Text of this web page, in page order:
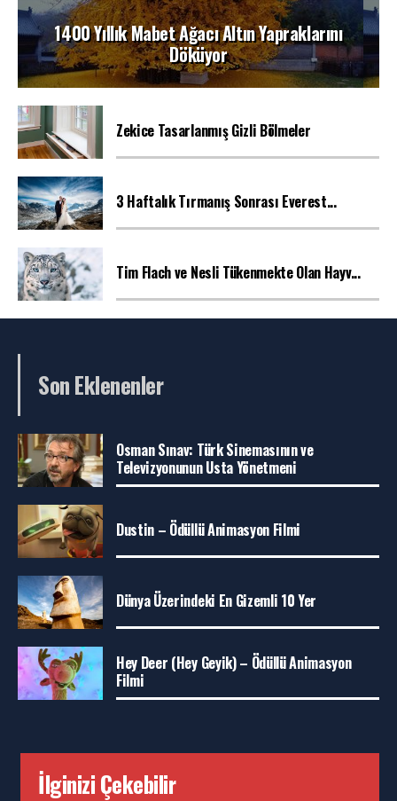
1400 Yıllık Mabet Ağacı Altın Yapraklarını
Döküyor
Zekice Tasarlanmış Gizli Bölmeler
3 Haftalık Tırmanış Sonrası Everest...
Tim Flach ve Nesli Tükenmekte Olan Hayv...
Son Eklenenler
Osman Sınav: Türk Sinemasının ve
Televizyonunun Usta Yönetmeni
Dustin – Ödüllü Animasyon Filmi
Dünya Üzerindeki En Gizemli 10 Yer
Hey Deer (Hey Geyik) – Ödüllü Animasyon
Filmi
İlginizi Çekebilir